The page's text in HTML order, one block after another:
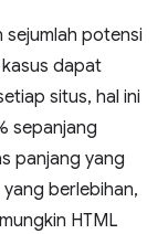
sejumlah potensi
dapat
situs, hal ini
sepanjang
panjang yang
berlebihan,
HTML